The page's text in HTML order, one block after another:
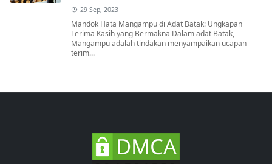
29 Sep, 2023
Mandok Hata Mangampu di Adat Batak: Ungkapan
Terima Kasih yang Bermakna Dalam adat Batak,
Mangampu adalah tindakan menyampaikan ucapan
terim...